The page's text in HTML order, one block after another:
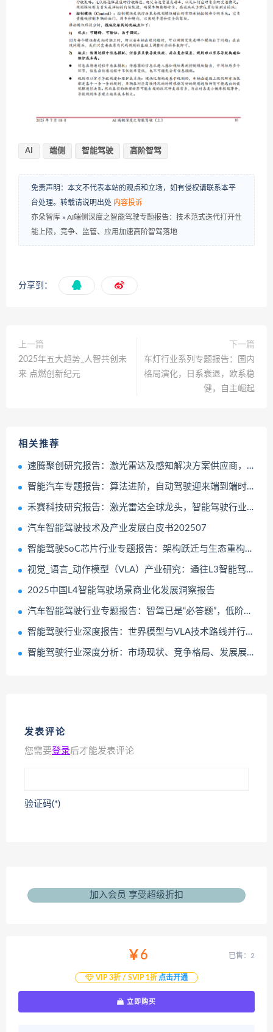
AI 端侧 智能驾驶 高阶智驾
免责声明：本文不代表本站的观点和立场，如有侵权请联系本平
台处理。转载请说明出处 内容投诉
亦朵智库 » AI端侧深度之智能驾驶专题报告：技术范式迭代打开性
能上限，竞争、监管、应用加速高阶智驾落地
分享到：
上一篇
2025年五大趋势_人智共创未
来 点燃创新纪元
下一篇
车灯行业系列专题报告：国内
格局演化，日系衰退，欧系稳
健，自主崛起
相关推荐
速腾聚创研究报告：激光雷达及感知解决方案供应商，软硬兼修枕戈待旦
智能汽车专题报告：算法进阶，自动驾驶迎来端到端时代
禾赛科技研究报告：激光雷达全球龙头，智能驾驶行业爆发
汽车智能驾驶技术及产业发展白皮书202507
智能驾驶SoC芯片行业专题报告：架构跃迁与生态重构下的国产化机遇
视觉_语言_动作模型（VLA）产业研究：通往L3智能驾驶与具身智能之钥
2025中国L4智能驾驶场景商业化发展洞察报告
汽车智能驾驶行业专题报告：智驾已是“必答题”，低阶配置平权与高阶功能落地共振
智能驾驶行业深度报告：世界模型与VLA技术路线并行发展
智能驾驶行业深度分析：市场现状、竞争格局、发展展望及相关公司深度梳理
发表评论
您需要登录后才能发表评论
验证码(*)
加入会员 享受超级折扣
￥6
VIP 3折 / SVIP 1折 点击开通
已售：2
立即购买